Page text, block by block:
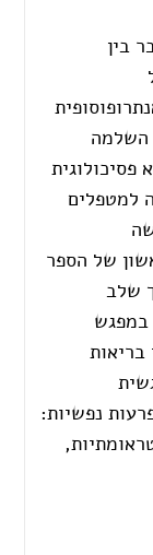
בין
השלמה
למטפלים
של הספר
שלב
במפגש
נפשיות: